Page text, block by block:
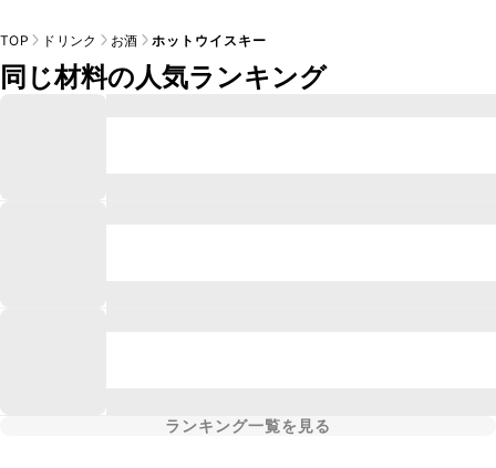
TOP ドリンク お酒 ホットウイスキー
同じ材料の人気ランキング
ランキング一覧を見る